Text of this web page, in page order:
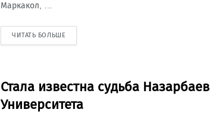
Маркакол, …
ЧИТАТЬ БОЛЬШЕ
Стала известна судьба Назарбаев
Университета